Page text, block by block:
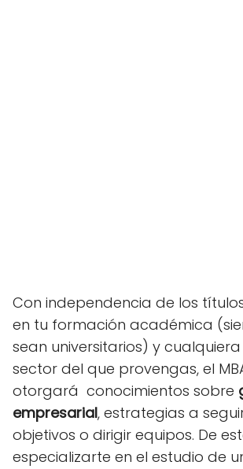
Con independencia de los
en tu formación académica
sean universitarios) y
sector del que provengas, el
otorgará conocimientos sobre
empresarial, estrategias a
objetivos o dirigir equipos. De
especializarte en el estudio de